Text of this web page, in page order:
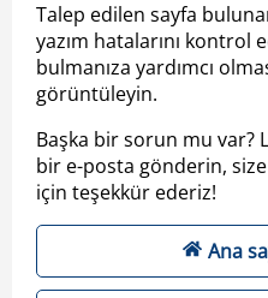
Talep edilen sayfa
yazım hatalarını kontrol
bulmanıza yardımcı
görüntüleyin.
Başka bir sorun mu var?
bir e-posta gönderin,
için teşekkür ederiz!
Ana